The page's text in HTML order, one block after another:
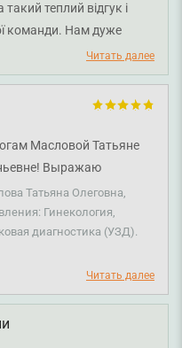
теплий відгук і
команди. Нам дуже
ультразвукової
у вас лише
пройшла на
міцного здоров'я!
Читать далее
Масловой Татьяне
Выражаю
врачам-
чуткое отношение к
поддержку,
к своей
профессионализм,
и желание помочь
благодарность. Пусть
Татьяна Олеговна,
Гинекология,
диагностика (УЗД).
Читать далее